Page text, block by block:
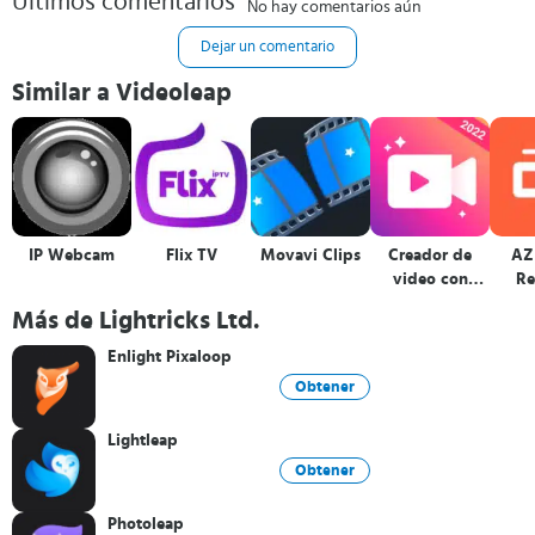
No hay comentarios aún
Dejar un comentario
Similar a Videoleap
IP Webcam Flix TV Movavi Clips
Creador de
video con
AZ
Más de Lightricks Ltd.
Enlight Pixaloop
Obtener
Lightleap
Obtener
Photoleap